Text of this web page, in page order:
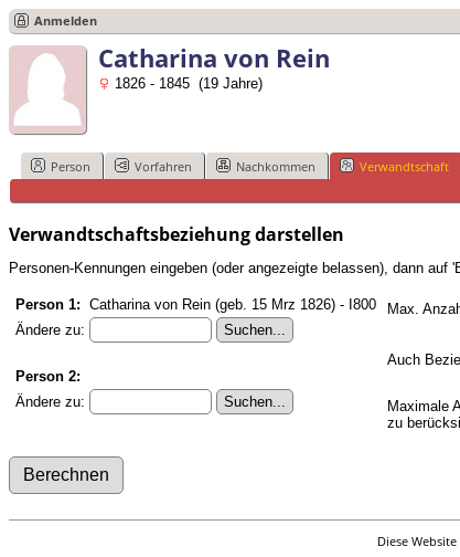
Anmelden
Catharina von Rein
1826 - 1845 (19 Jahre)
Person Vorfahren Nachkommen Verwandtschaft
Verwandtschaftsbeziehung darstellen
Personen-Kennungen eingeben (oder angezeigte belassen), dann
Person 1: Catharina von Rein (geb. 15 Mrz 1826) - I800
Ändere zu:
Person 2:
Ändere zu:
Max.
Auch
Maximale
zu
Diese